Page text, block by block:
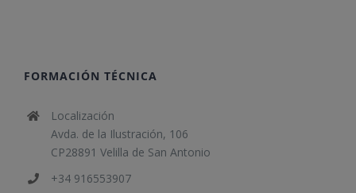
FORMACIÓN TÉCNICA
Localización
Avda. de la Ilustración, 106
CP28891 Velilla de San Antonio
+34 916553907